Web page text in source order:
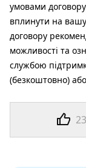
23
умовами
вплинути на
договору
можливості та
службою
(безкоштовно)